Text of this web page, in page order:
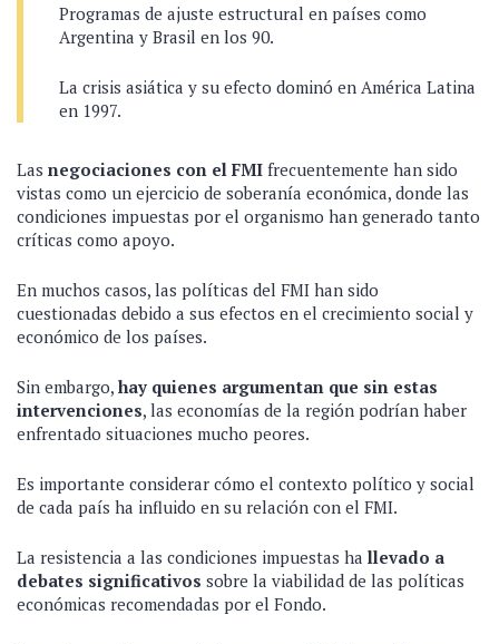
Programas de ajuste estructural en países como
Argentina y Brasil en los 90.
La crisis asiática y su efecto dominó en América Latina
en 1997.
Las negociaciones con el FMI frecuentemente han sido
vistas como un ejercicio de soberanía económica, donde las
condiciones impuestas por el organismo han generado tanto
críticas como apoyo.
En muchos casos, las políticas del FMI han sido
cuestionadas debido a sus efectos en el crecimiento social y
económico de los países.
Sin embargo, hay quienes argumentan que sin estas
intervenciones, las economías de la región podrían haber
enfrentado situaciones mucho peores.
Es importante considerar cómo el contexto político y social
de cada país ha influido en su relación con el FMI.
La resistencia a las condiciones impuestas ha llevado a
debates significativos sobre la viabilidad de las políticas
económicas recomendadas por el Fondo.